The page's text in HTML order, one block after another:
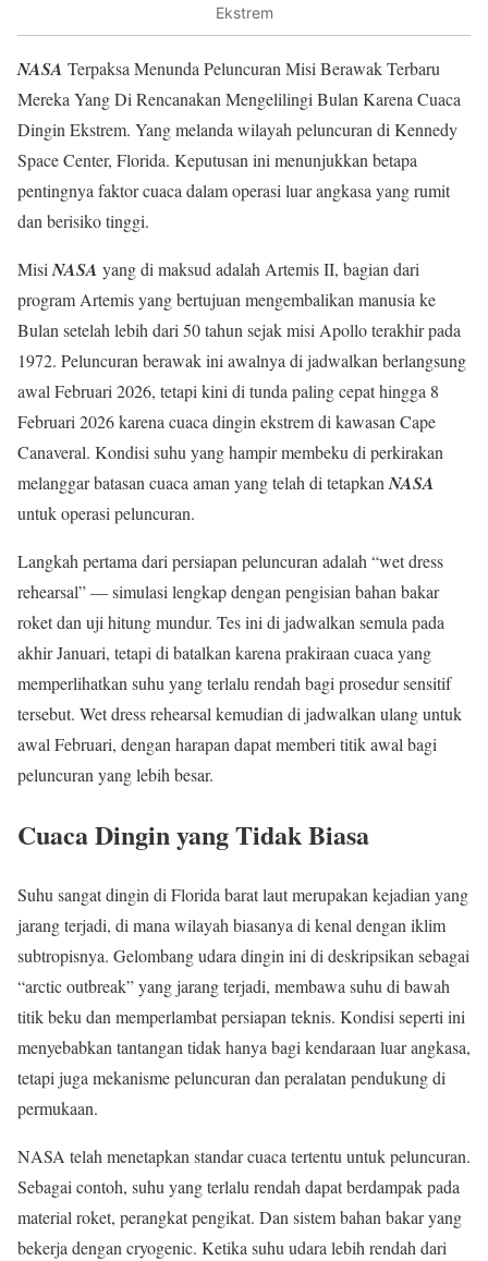
Ekstrem
NASA Terpaksa Menunda Peluncuran Misi Berawak Terbaru
Mereka Yang Di Rencanakan Mengelilingi Bulan Karena Cuaca
Dingin Ekstrem. Yang melanda wilayah peluncuran di Kennedy
Space Center, Florida. Keputusan ini menunjukkan betapa
pentingnya faktor cuaca dalam operasi luar angkasa yang rumit
dan berisiko tinggi.
MisiNASA yang di maksud adalah Artemis II, bagian dari
program Artemis yang bertujuan mengembalikan manusia ke
Bulan setelah lebih dari 50 tahun sejak misi Apollo terakhir pada
1972. Peluncuran berawak ini awalnya di jadwalkan berlangsung
awal Februari 2026, tetapi kini di tunda paling cepat hingga 8
Februari 2026 karena cuaca dingin ekstrem di kawasan Cape
Canaveral. Kondisi suhu yang hampir membeku di perkirakan
melanggar batasan cuaca aman yang telah di tetapkanNASA
untuk operasi peluncuran.
Langkah pertama dari persiapan peluncuran adalah “wet dress
rehearsal” — simulasi lengkap dengan pengisian bahan bakar
roket dan uji hitung mundur. Tes ini di jadwalkan semula pada
akhir Januari, tetapi di batalkan karena prakiraan cuaca yang
memperlihatkan suhu yang terlalu rendah bagi prosedur sensitif
tersebut. Wet dress rehearsal kemudian di jadwalkan ulang untuk
awal Februari, dengan harapan dapat memberi titik awal bagi
peluncuran yang lebih besar.
Cuaca Dingin yang Tidak Biasa
Suhu sangat dingin di Florida barat laut merupakan kejadian yang
jarang terjadi, di mana wilayah biasanya di kenal dengan iklim
subtropisnya. Gelombang udara dingin ini di deskripsikan sebagai
“arctic outbreak” yang jarang terjadi, membawa suhu di bawah
titik beku dan memperlambat persiapan teknis. Kondisi seperti ini
menyebabkan tantangan tidak hanya bagi kendaraan luar angkasa,
tetapi juga mekanisme peluncuran dan peralatan pendukung di
permukaan.
NASA telah menetapkan standar cuaca tertentu untuk peluncuran.
Sebagai contoh, suhu yang terlalu rendah dapat berdampak pada
material roket, perangkat pengikat. Dan sistem bahan bakar yang
bekerja dengan cryogenic. Ketika suhu udara lebih rendah dari